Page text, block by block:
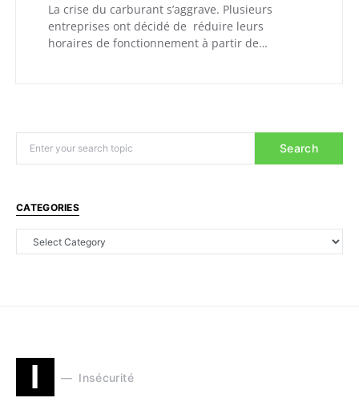
La crise du carburant s’aggrave. Plusieurs
entreprises ont décidé de réduire leurs
horaires de fonctionnement à partir de…
Search
CATEGORIES
I Insécurité